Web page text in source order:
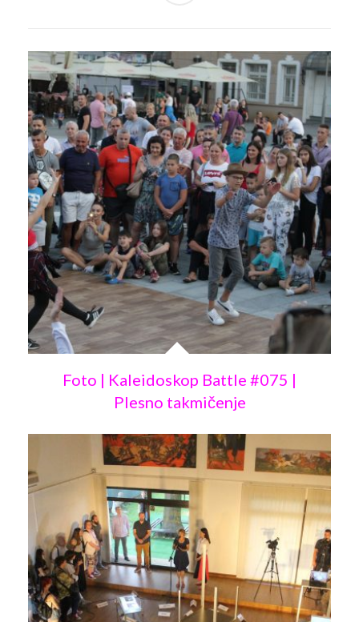
Foto | Kaleidoskop Battle #075 |
Plesno takmičenje